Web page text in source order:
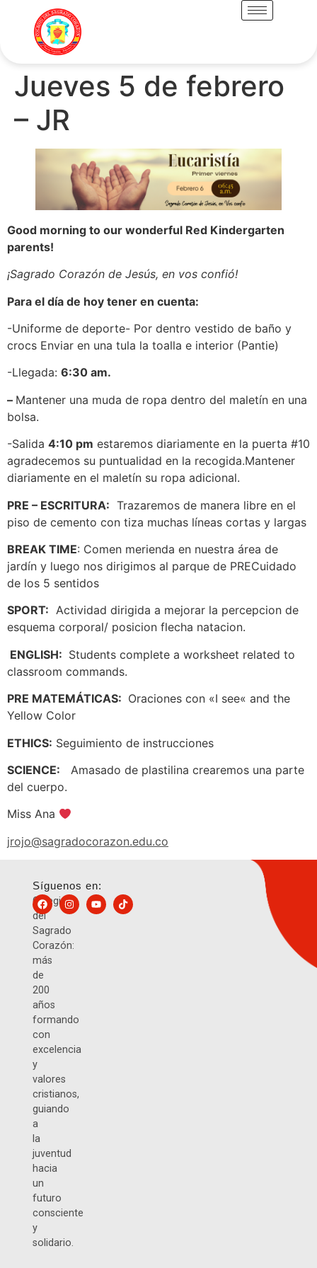
Jueves 5 de febrero
– JR
Good morning to our wonderful Red Kindergarten
parents!
¡Sagrado Corazón de Jesús, en vos confió!
Para el día de hoy tener en cuenta:
-Uniforme de deporte- Por dentro vestido de baño y
crocs Enviar en una tula la toalla e interior (Pantie)
-Llegada: 6:30 am.
– Mantener una muda de ropa dentro del maletín en una
bolsa.
-Salida 4:10 pm estaremos diariamente en la puerta #10
agradecemos su puntualidad en la recogida.Mantener
diariamente en el maletín su ropa adicional.
PRE – ESCRITURA: Trazaremos de manera libre en el
piso de cemento con tiza muchas líneas cortas y largas
BREAK TIME: Comen merienda en nuestra área de
jardín y luego nos dirigimos al parque de PRECuidado
de los 5 sentidos
SPORT: Actividad dirigida a mejorar la percepcion de
esquema corporal/ posicion flecha natacion.
ENGLISH: Students complete a worksheet related to
classroom commands.
PRE MATEMÁTICAS: Oraciones con «I see« and the
Yellow Color
ETHICS: Seguimiento de instrucciones
SCIENCE: Amasado de plastilina crearemos una parte
del cuerpo.
Miss Ana
jrojo@sagradocorazon.edu.co
Colegio
del
Sagrado
Corazón:
más
de
200
años
formando
con
excelencia
y
valores
cristianos,
guiando
a
la
juventud
hacia
un
futuro
consciente
y
solidario.
Síguenos en: